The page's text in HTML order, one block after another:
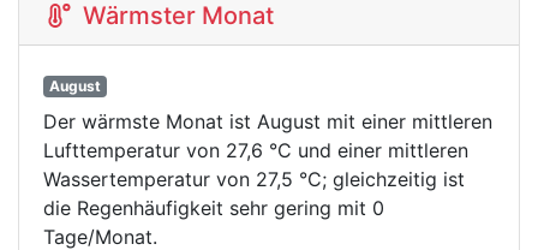
Wärmster Monat
August
Der wärmste Monat ist August mit einer mittleren
Lufttemperatur von 27,6 °C und einer mittleren
Wassertemperatur von 27,5 °C; gleichzeitig ist
die Regenhäufigkeit sehr gering mit 0
Tage/Monat.